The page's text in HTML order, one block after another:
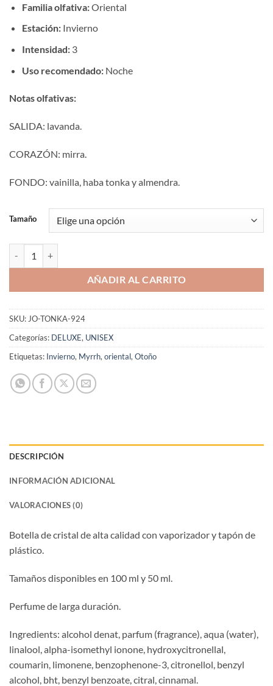
Familia olfativa:Oriental
Estación:Invierno
Intensidad:3
Uso recomendado:Noche
Notas olfativas:
SALIDA: lavanda.
CORAZÓN: mirra.
FONDO: vainilla, haba tonka y almendra.
Tamaño
AÑADIR AL CARRITO
SKU:JO-TONKA-924
Categorías: DELUXE, UNISEX
Etiquetas: Invierno, Myrrh,oriental,Otoño
DESCRIPCIÓN
INFORMACIÓN ADICIONAL
VALORACIONES (0)
Botella de cristal de alta calidad con vaporizador y tapón de
plástico.
Tamaños disponibles en 100 ml y 50 ml.
Perfume de larga duración.
Ingredients: alcohol denat, parfum (fragrance), aqua (water),
linalool, alpha-isomethyl ionone, hydroxycitronellal,
coumarin, limonene, benzophenone-3, citronellol, benzyl
alcohol, bht, benzyl benzoate, citral, cinnamal.